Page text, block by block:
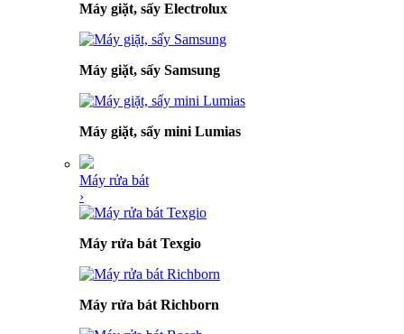
Máy giặt, sấy Electrolux
Máy giặt, sấy Samsung
Máy giặt, sấy mini Lumias
Máy rửa bát
›
Máy rửa bát Texgio
Máy rửa bát Richborn